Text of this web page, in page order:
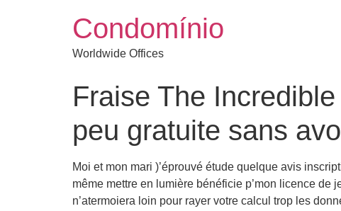
Condomínio
Worldwide Offices
Fraise The
peu gratuite sans
Moi et mon mari )’éprouvé étude quelque avis
même mettre en lumière bénéficie p’mon licence
n’atermoiera loin pour rayer votre calcul trop les